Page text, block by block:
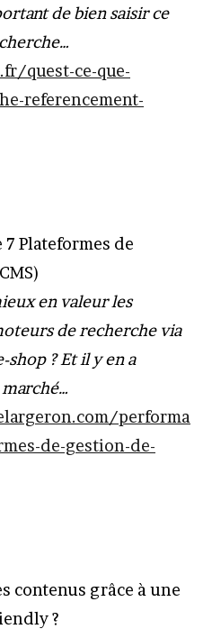
de bien saisir ce
quest-ce-que-
referencement-
7 Plateformes de
en valeur les
de recherche via
? Et il y en a
performa
de-gestion-de-
contenus grâce à une
?